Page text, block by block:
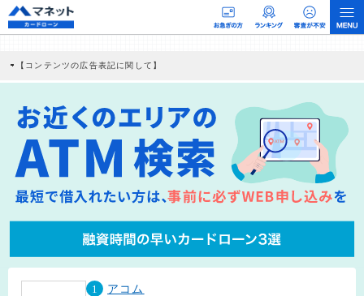
【コンテンツの広告表記に関して】
社に対して企業から紹介報酬が支払われるという収益モデルです。 ただし、特定の
商品を根拠なくPRするものではなく、当編集部の調査／ユーザーへの口コミ収集な
どに基づき、公平性を担保した情報提供を行っています。
>提携企業一覧
1
アコム